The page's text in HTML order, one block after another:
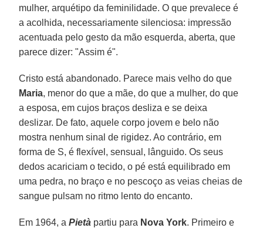
mulher, arquétipo da feminilidade. O que prevalece é
a acolhida, necessariamente silenciosa: impressão
acentuada pelo gesto da mão esquerda, aberta, que
parece dizer: "Assim é".
Cristo está abandonado. Parece mais velho do que
Maria, menor do que a mãe, do que a mulher, do que
a esposa, em cujos braços desliza e se deixa
deslizar. De fato, aquele corpo jovem e belo não
mostra nenhum sinal de rigidez. Ao contrário, em
forma de S, é flexível, sensual, lânguido. Os seus
dedos acariciam o tecido, o pé está equilibrado em
uma pedra, no braço e no pescoço as veias cheias de
sangue pulsam no ritmo lento do encanto.
Em 1964, aPietà partiu para Nova York. Primeiro e